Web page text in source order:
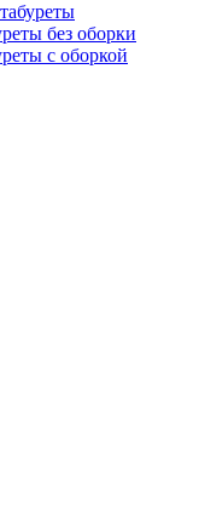
без оборки
с оборкой